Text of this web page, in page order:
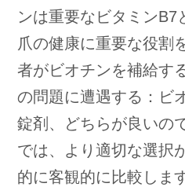
ンは重要なビタミンB7
爪の健康に重要な役割
者がビオチンを補給す
の問題に遭遇する：ビ
錠剤、どちらが良いの
では、より適切な選択
的に客観的に比較しま